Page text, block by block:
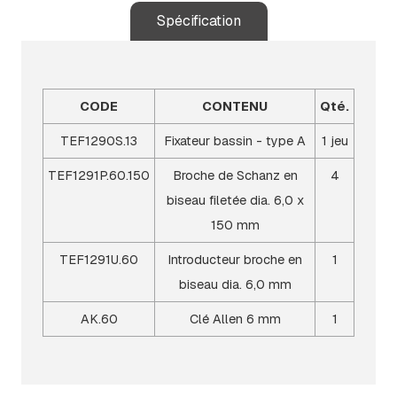
Spécification
CODE CONTENU Qté.
TEF1290S.13 Fixateur bassin - type A 1 jeu
TEF1291P.60.150
Broche de Schanz en
biseau filetée dia. 6,0 x
150 mm
4
TEF1291U.60
Introducteur broche en
biseau dia. 6,0 mm
1
AK.60 Clé Allen 6 mm 1